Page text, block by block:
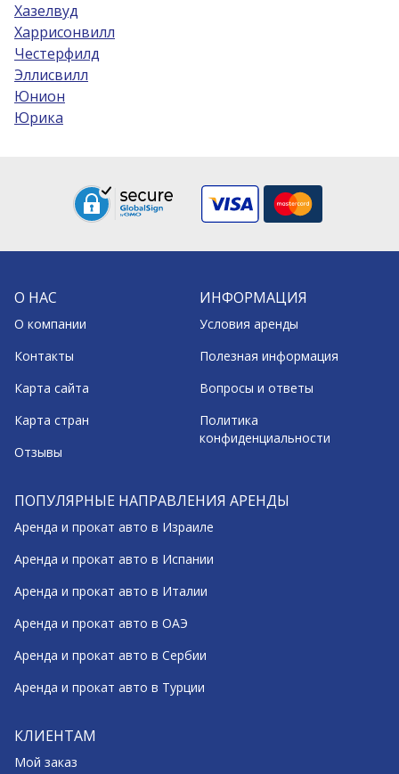
Хазелвуд
Харрисонвилл
Честерфилд
Эллисвилл
Юнион
Юрика
О НАС
О компании
Контакты
Карта сайта
Карта стран
Отзывы
ИНФОРМАЦИЯ
Условия аренды
Полезная информация
Вопросы и ответы
Политика
конфиденциальности
ПОПУЛЯРНЫЕ НАПРАВЛЕНИЯ АРЕНДЫ
Аренда и прокат авто в Израиле
Аренда и прокат авто в Испании
Аренда и прокат авто в Италии
Аренда и прокат авто в ОАЭ
Аренда и прокат авто в Сербии
Аренда и прокат авто в Турции
КЛИЕНТАМ
Мой заказ